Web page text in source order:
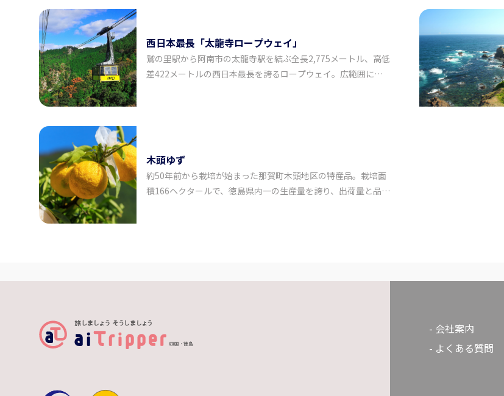
西日本最長「太龍寺ロープウェイ」
鷲の里駅から阿南市の太龍寺駅を結ぶ全長2,775メートル、高低
差422メートルの西日本最長を誇るロープウェイ。広範囲にわ
木頭ゆず
約50年前から栽培が始まった那賀町木頭地区の特産品。栽培面
積166ヘクタールで、徳島県内一の生産量を誇り、出荷量と品質
なり、現在全国の柚子産地で栽培されている柚子のほとんどが
会社案内
よくある質問